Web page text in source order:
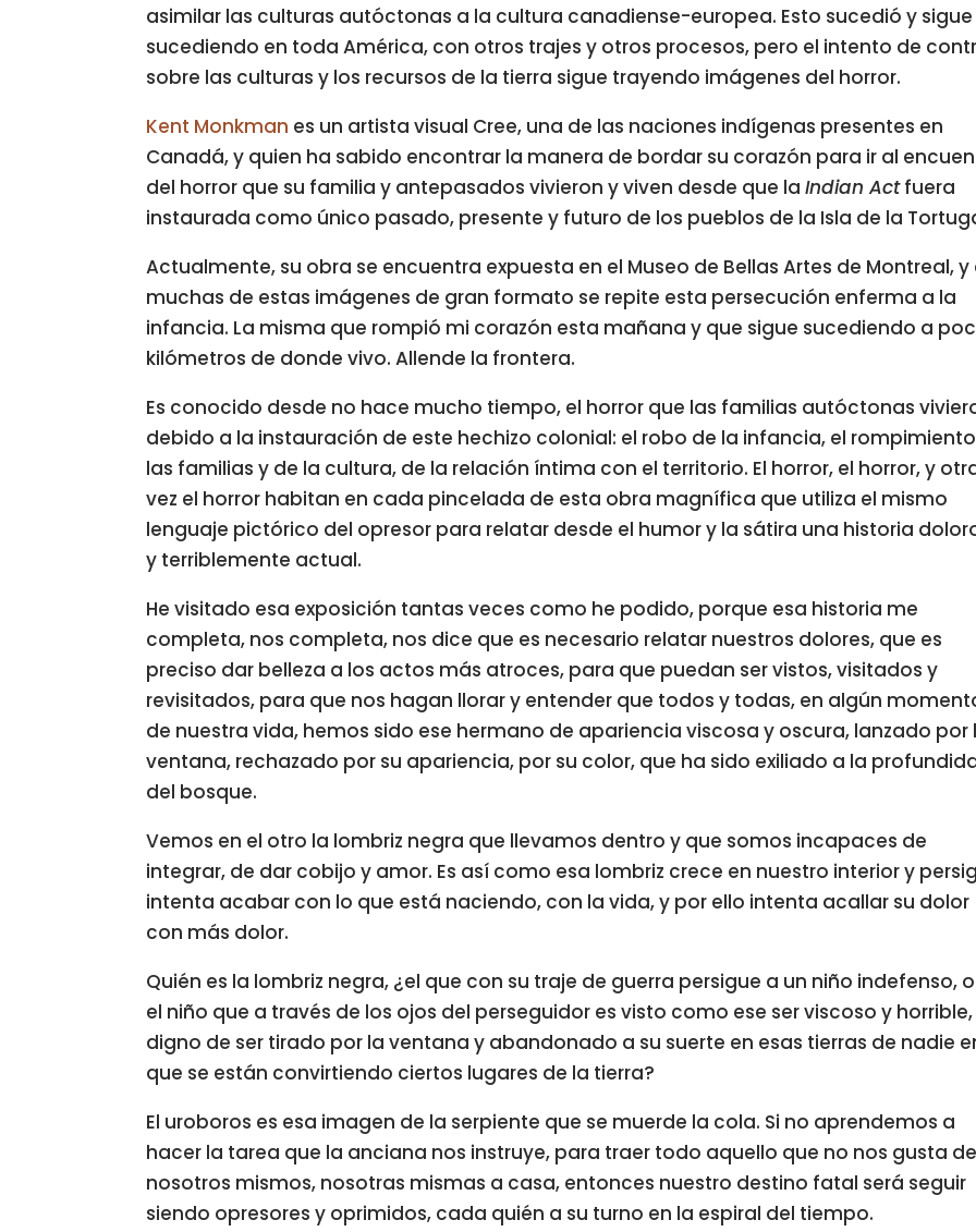
asimilar las culturas autóctonas a la cultura canadiense-europea. Esto sucedió y sigue
sucediendo en toda América, con otros trajes y otros procesos, pero el intento de
sobre las culturas y los recursos de la tierra sigue trayendo imágenes del horror.
Kent Monkman es un artista visual Cree, una de las naciones indígenas presentes en
Canadá, y quien ha sabido encontrar la manera de bordar su corazón para ir al
del horror que su familia y antepasados vivieron y viven desde que la Indian Actfuera
instaurada como único pasado, presente y futuro de los pueblos de la Isla de la
Actualmente, su obra se encuentra expuesta en el Museo de Bellas Artes de Montreal, y
muchas de estas imágenes de gran formato se repite esta persecución enferma a la
infancia. La misma que rompió mi corazón esta mañana y que sigue sucediendo a
kilómetros de donde vivo. Allende la frontera.
Es conocido desde no hace mucho tiempo, el horror que las familias autóctonas
debido a la instauración de este hechizo colonial: el robo de la infancia, el
las familias y de la cultura, de la relación íntima con el territorio. El horror, el horror, y
vez el horror habitan en cada pincelada de esta obra magnífica que utiliza el mismo
lenguaje pictórico del opresor para relatar desde el humor y la sátira una historia
y terriblemente actual.
He visitado esa exposición tantas veces como he podido, porque esa historia me
completa, nos completa, nos dice que es necesario relatar nuestros dolores, que es
preciso dar belleza a los actos más atroces, para que puedan ser vistos, visitados y
revisitados, para que nos hagan llorar y entender que todos y todas, en algún
de nuestra vida, hemos sido ese hermano de apariencia viscosa y oscura, lanzado por
ventana, rechazado por su apariencia, por su color, que ha sido exiliado a la
del bosque.
Vemos en el otro la lombriz negra que llevamos dentro y que somos incapaces de
integrar, de dar cobijo y amor. Es así como esa lombriz crece en nuestro interior y
intenta acabar con lo que está naciendo, con la vida, y por ello intenta acallar su dolor
con más dolor.
Quién es la lombriz negra, ¿el que con su traje de guerra persigue a un niño indefenso,
el niño que a través de los ojos del perseguidor es visto como ese ser viscoso y horrible,
digno de ser tirado por la ventana y abandonado a su suerte en esas tierras de nadie
que se están convirtiendo ciertos lugares de la tierra?
El uroboros es esa imagen de la serpiente que se muerde la cola. Si no aprendemos a
hacer la tarea que la anciana nos instruye, para traer todo aquello que no nos gusta de
nosotros mismos, nosotras mismas a casa, entonces nuestro destino fatal será seguir
siendo opresores y oprimidos, cada quién a su turno en la espiral del tiempo.